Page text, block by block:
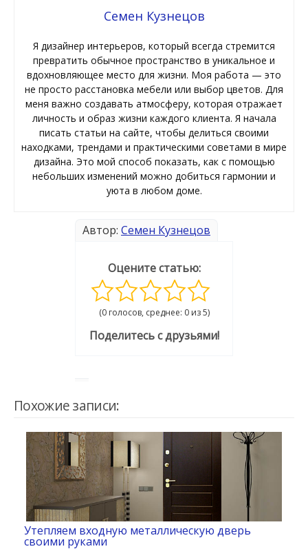
Семен Кузнецов
Я дизайнер интерьеров, который всегда стремится
превратить обычное пространство в уникальное и
вдохновляющее место для жизни. Моя работа — это
не просто расстановка мебели или выбор цветов. Для
меня важно создавать атмосферу, которая отражает
личность и образ жизни каждого клиента. Я начала
писать статьи на сайте, чтобы делиться своими
находками, трендами и практическими советами в мире
дизайна. Это мой способ показать, как с помощью
небольших изменений можно добиться гармонии и
уюта в любом доме.
Автор: Семен Кузнецов
Оцените статью:
(0 голосов, среднее: 0 из 5)
Поделитесь с друзьями!
Похожие записи:
Утепляем входную металлическую дверь
своими руками